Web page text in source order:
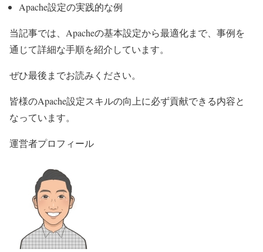
Apache設定の実践的な例
当記事では、Apacheの基本設定から最適化まで、事例を
通じて詳細な手順を紹介しています。
ぜひ最後までお読みください。
皆様のApache設定スキルの向上に必ず貢献できる内容と
なっています。
運営者プロフィール